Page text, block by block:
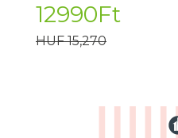
12990Ft
HUF 15,270